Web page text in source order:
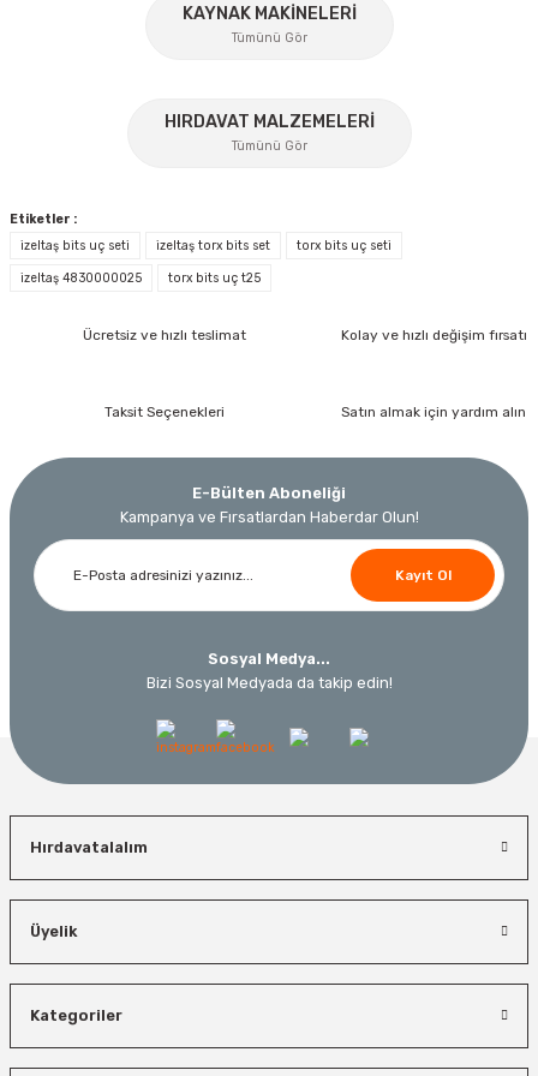
Gönder
İzeltaş Lokmalı Allen Uç ve Star Torx Uç Takımı 17 Parça
Ücretsiz Nakliye
%45
İzeltaş
Bosch Ölçme
Ücretsiz Nakliye
3.000,00 TL
KAYNAK MAKİNELERİ
Tümünü Gör
Demiriz DCP-3 Bakır Boru Kaynak Makinesi 3 kVA
Ücretsiz Nakliye
HIRDAVAT MALZEMELERİ
Tümünü Gör
Nora Mıknatıslı Su Terazisi 40 Cm
Ücretsiz Nakliye
Bosch 1600A027PL Su Terazisi 25 Cm
Etiketler :
izeltaş bits uç seti
izeltaş torx bits set torx bits uç seti
izeltaş 4830000025 torx bits uç t25
Ücretsiz ve hızlı teslimat Kolay ve hızlı değişim fırsatı
Taksit Seçenekleri Satın almak için yardım alın
E-Bülten Aboneliği
Kampanya ve Fırsatlardan Haberdar Olun!
Kayıt Ol
Sosyal Medya...
Bizi Sosyal Medyada da takip edin!
Hırdavatalalım
Üyelik
Kategoriler